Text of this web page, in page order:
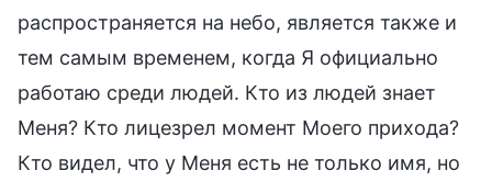
распространяется на небо, является также и
тем самым временем, когда Я официально
работаю среди людей. Кто из людей знает
Меня? Кто лицезрел момент Моего прихода?
Кто видел, что у Меня есть не только имя, но